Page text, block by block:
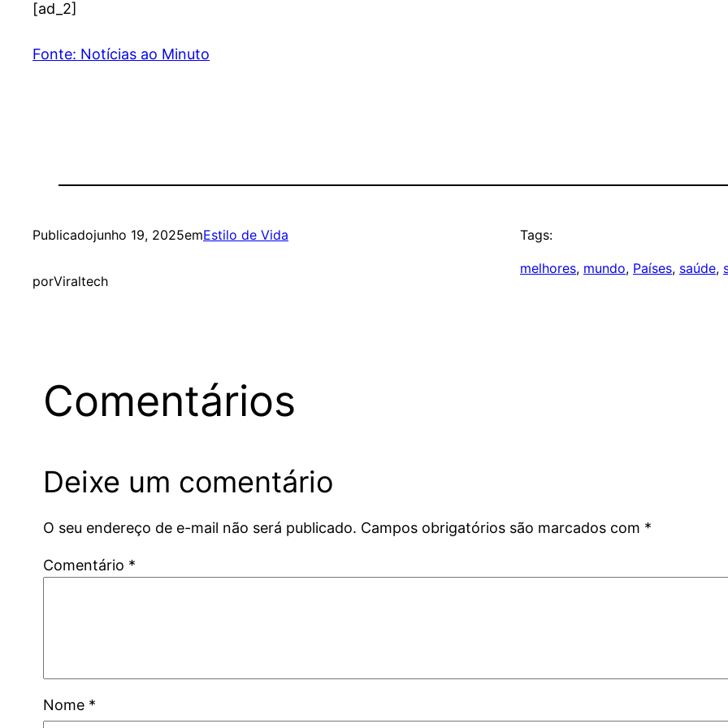
[ad_2]
Fonte: Notícias ao Minuto
Publicadojunho 19, 2025emEstilo de Vida
porViraltech
Tags:
melhores, mundo, Países, saúde,
Comentários
Deixe um comentário
O seu endereço de e-mail não será publicado. Campos obrigatórios são marcados com *
Comentário *
Nome *